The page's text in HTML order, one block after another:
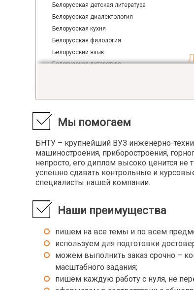
Белорусская детская литература
Белорусская диалектология
Белорусская кухня
Белорусская филология
Белорусский язык
Белорусская литература
Библиотечное дело
Биография
Введение в литературоведение
Введение в специальность
Введение в учительскую профессию
Введение в языкознание
Внешняя политика Англии в конце 19 - начале
ВОВ советского народа в контексте второй
мировой
Возрастная и педагогическая психология
Восприятие фольклорных текстов
Востоковедение
Мы помогаем
БНТУ – крупнейший ВУЗ инженерно-
машиностроения, приборостроения,
непросто, его диплом высоко ценится
успешно сдавать контрольные и
специалисты нашей компании.
Наши преимущества
пишем на все темы и по всем
используем для подготовки
можем выполнить заказ срочно –
масштабного задания;
пишем каждую работу с нуля, не